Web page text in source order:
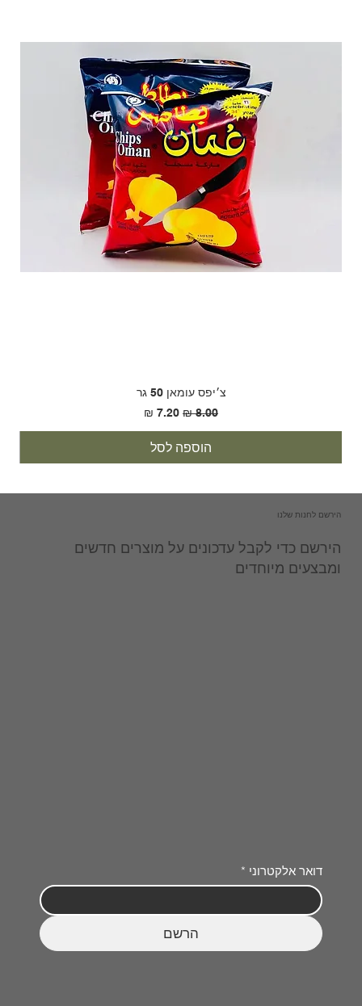
צ׳יפס עומאן 50 גר
מחיר רגילמחיר מבצע
הוספה לסל
הירשם כדי לקבל עדכונים על מוצרים חדשים
ומבצעים מיוחדים
הירשם לחנות שלנו
דואר אלקטרוני *
הרשם